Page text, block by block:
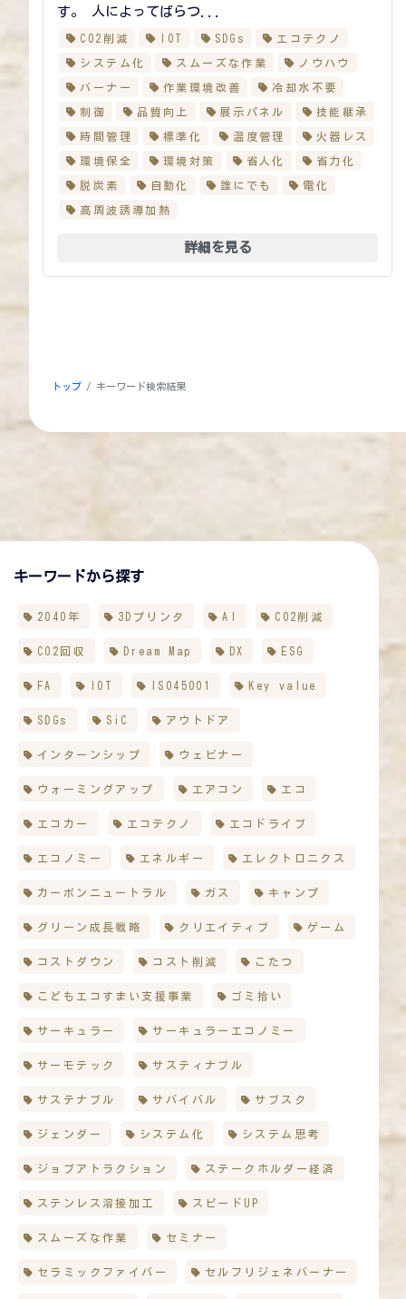
す。 人によってばらつ...
CO2削減 IOT SDGs エコテクノ
システム化 スムーズな作業 ノウハウ
バーナー 作業環境改善 冷却水不要
制御 品質向上 展示パネル 技能継承
時間管理 標準化 温度管理 火器レス
環境保全 環境対策 省人化 省力化
脱炭素 自動化 誰にでも 電化
高周波誘導加熱
詳細を見る
トップ キーワード検索結果
キーワードから探す
2040年 3Dプリンタ AI CO2削減
CO2回収 Dream Map DX ESG
FA IOT ISO45001 Key value
SDGs SiC アウトドア
インターンシップ ウェビナー
ウォーミングアップ エアコン エコ
エコカー エコテクノ エコドライブ
エコノミー エネルギー エレクトロニクス
カーボンニュートラル ガス キャンプ
グリーン成長戦略 クリエイティブ ゲーム
コストダウン コスト削減 こたつ
こどもエコすまい支援事業 ゴミ拾い
サーキュラー サーキュラーエコノミー
サーモテック サスティナブル
サステナブル サバイバル サブスク
ジェンダー システム化 システム思考
ジョブアトラクション ステークホルダー経済
ステンレス溶接加工 スピードUP
スムーズな作業 セミナー
セラミックファイバー セルフリジェネバーナー